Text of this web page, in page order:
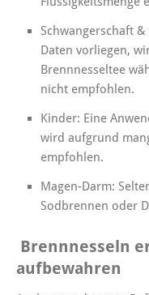
Schwangerschaft
Daten vorliegen,
Brennnesseltee
nicht empfohlen.
Kinder: Eine
wird aufgrund
empfohlen.
Magen-Darm:
Sodbrennen oder
Brennnesseln
aufbewahren